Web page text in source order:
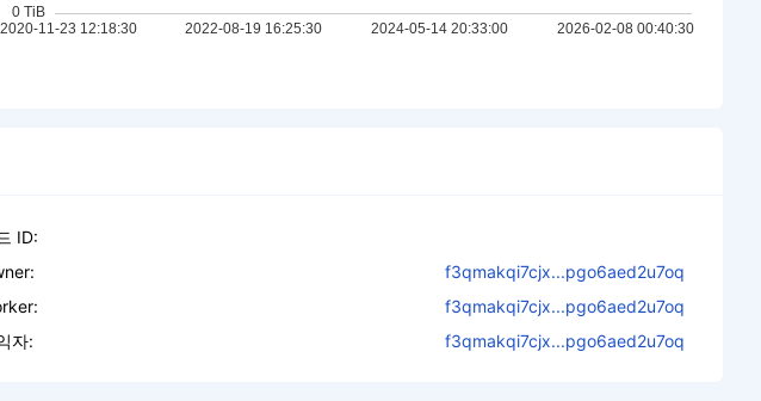
ID:
f3qmakqi7cjx...pgo6aed2u7oq
f3qmakqi7cjx...pgo6aed2u7oq
자:
f3qmakqi7cjx...pgo6aed2u7oq